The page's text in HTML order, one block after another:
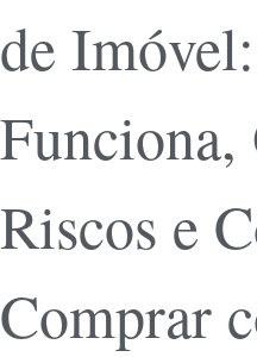
de
Funciona,
Riscos e
Comprar